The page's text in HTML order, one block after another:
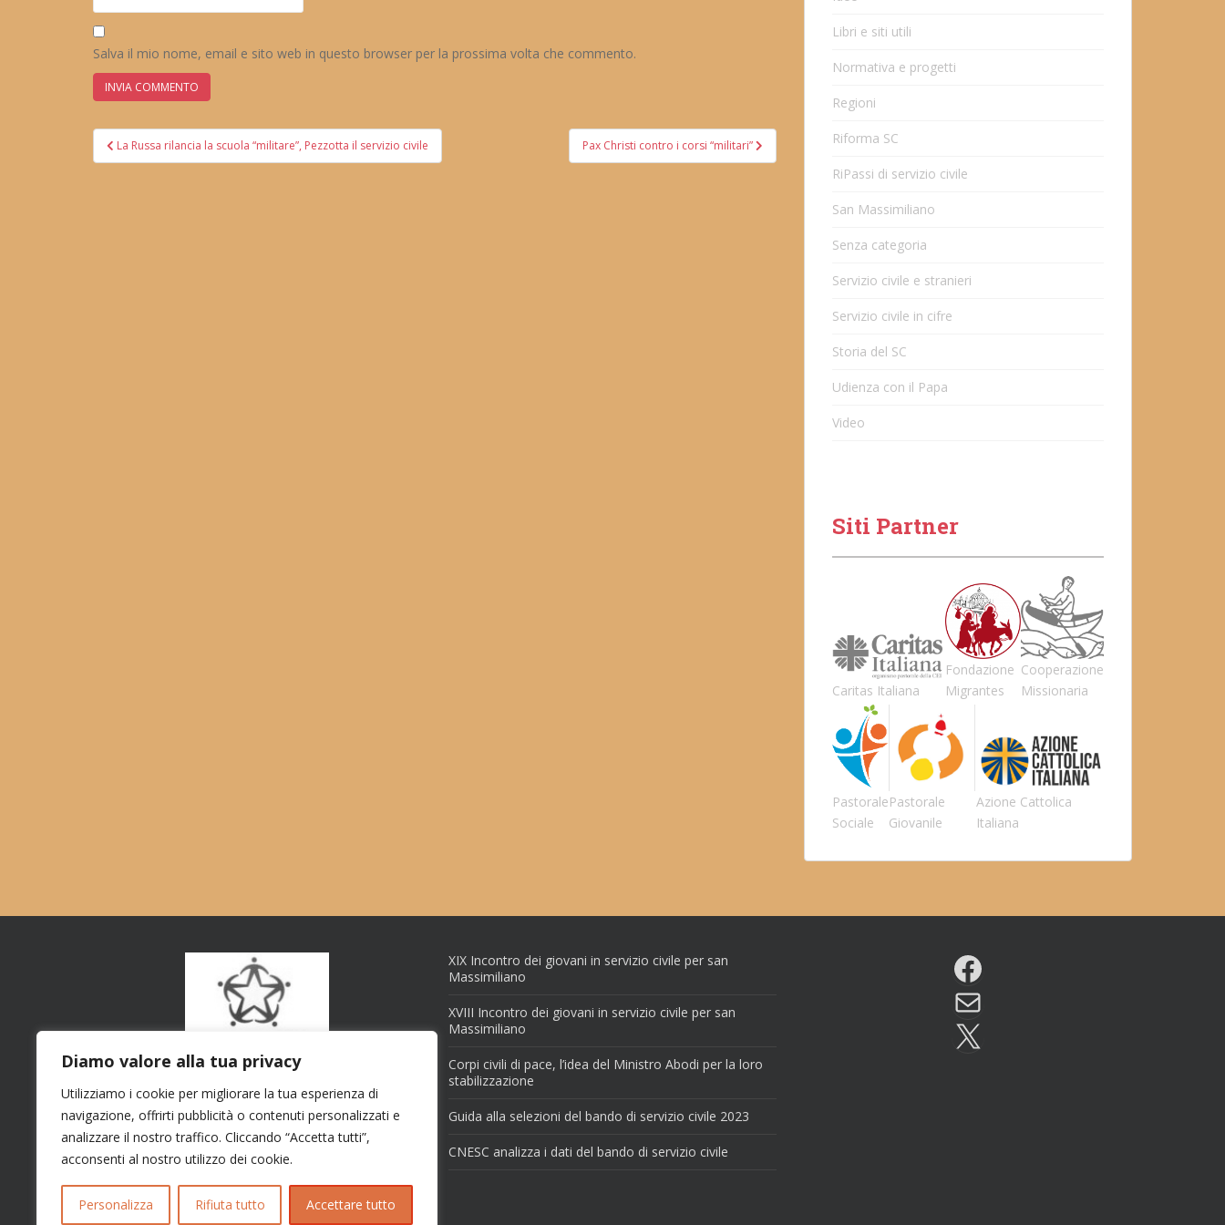
Diamo valore alla tua privacy
Utilizziamo i cookie per migliorare la tua esperienza di
navigazione, offrirti pubblicità o contenuti personalizzati e
analizzare il nostro traffico. Cliccando “Accetta tutti”,
acconsenti al nostro utilizzo dei cookie.
Personalizza Rifiuta tutto Accettare tutto
Salva il mio nome, email e sito web in questo browser per la prossima volta che commento.
Navigazione
articoli
La Russa rilancia la scuola “militare”, Pezzotta il servizio civile Pax Christi contro i corsi “militari”
Libri e siti utili
Normativa e progetti
Regioni
Riforma SC
RiPassi di servizio civile
San Massimiliano
Senza categoria
Servizio civile e stranieri
Servizio civile in cifre
Storia del SC
Udienza con il Papa
Video
Siti Partner
Caritas Italiana
Fondazione
Migrantes
Cooperazione
Missionaria
Pastorale
Sociale
Pastorale
Giovanile
Azione Cattolica
Italiana
XIX Incontro dei giovani in servizio civile per san
Massimiliano
XVIII Incontro dei giovani in servizio civile per san
Massimiliano
Corpi civili di pace, l’idea del Ministro Abodi per la loro
stabilizzazione
Guida alla selezioni del bando di servizio civile 2023
CNESC analizza i dati del bando di servizio civile
Facebook
Email
X